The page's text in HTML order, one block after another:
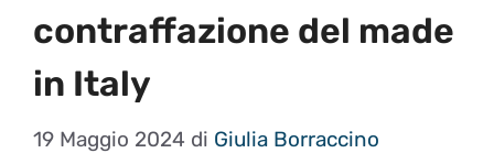
contraffazione del made
in Italy
19 Maggio 2024 di Giulia Borraccino